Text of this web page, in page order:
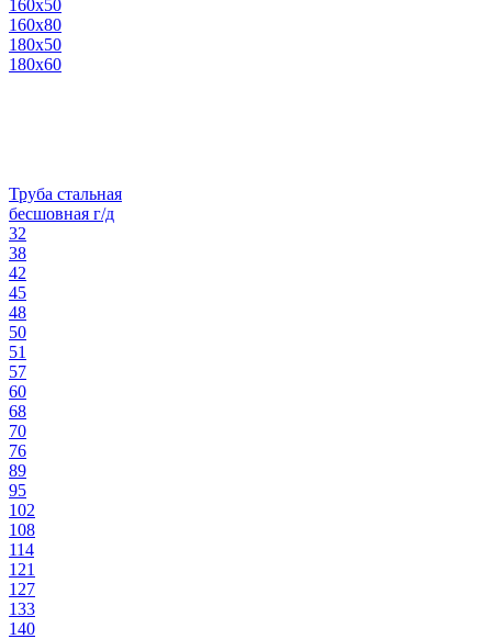
160х50
160х80
180х50
180х60
Труба стальная
бесшовная г/д
32
38
42
45
48
50
51
57
60
68
70
76
89
95
102
108
114
121
127
133
140